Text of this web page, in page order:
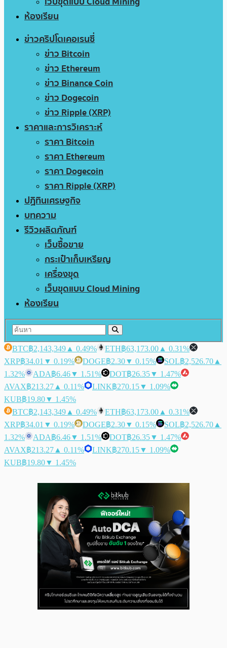
ห้องเรียน
ข่าวคริปโตเคอเรนซี่
ข่าว Bitcoin
ข่าว Ethereum
ข่าว Binance Coin
ข่าว Dogecoin
ข่าว Ripple (XRP)
ราคาและการวิเคราะห์
ราคา Bitcoin
ราคา Ethereum
ราคา Dogecoin
ราคา Ripple (XRP)
ปฏิทินเศรษฐกิจ
บทความ
รีวิวผลิตภัณฑ์
เว็บซื้อขาย
กระเป๋าเก็บเหรียญ
เครื่องขุด
เว็บขุดแบบ Cloud Mining
ห้องเรียน
BTC฿2,143,349 ▲ 0.49% ETH฿63,173.00 ▲ 0.31%
XRP฿34.01 ▼ 0.19% DOGE฿2.30▼ 0.15% SOL฿2,526.70 ▲
1.32%
ADA฿6.46▼ 1.51% DOT฿26.35▼ 1.47%
AVAX฿213.27 ▲ 0.11% LINK฿270.15▼ 1.09%
KUB฿19.80▼ 1.45%
BTC฿2,143,349 ▲ 0.49% ETH฿63,173.00 ▲ 0.31%
XRP฿34.01 ▼ 0.19% DOGE฿2.30▼ 0.15% SOL฿2,526.70 ▲
1.32%
ADA฿6.46▼ 1.51% DOT฿26.35▼ 1.47%
AVAX฿213.27 ▲ 0.11% LINK฿270.15▼ 1.09%
KUB฿19.80▼ 1.45%